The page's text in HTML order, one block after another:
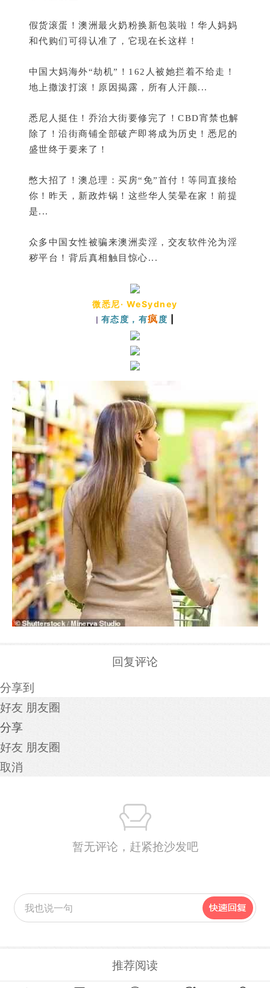
假货滚蛋！澳洲最火奶粉换新包装啦！华人妈妈
和代购们可得认准了，它现在长这样！
中国大妈海外“劫机”！162人被她拦着不给走！
地上撒泼打滚！原因揭露，所有人汗颜...
悉尼人挺住！乔治大街要修完了！CBD宵禁也解
除了！沿街商铺全部破产即将成为历史！悉尼的
盛世终于要来了！
憋大招了！澳总理：买房“免”首付！等同直接给
你！昨天，新政炸锅！这些华人笑晕在家！前提
是...
众多中国女性被骗来澳洲卖淫，交友软件沦为淫
秽平台！背后真相触目惊心...
微悉尼· WeSydney
有态度，有疯度
回复评论
分享到
好友 朋友圈
分享
好友 朋友圈
取消
暂无评论，赶紧抢沙发吧
推荐阅读